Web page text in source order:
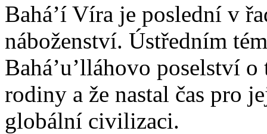
Bahá’í Víra je poslední v
náboženství. Ústředním
Bahá’u’lláhovo poselství
rodiny a že nastal čas pro
globální civilizaci.